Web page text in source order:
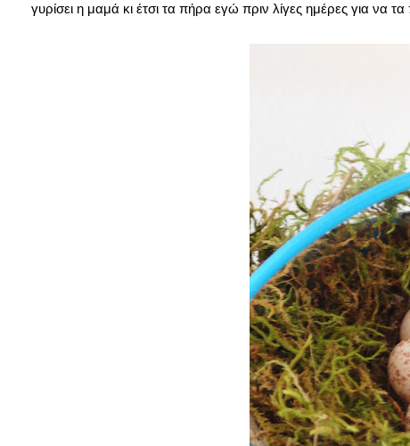
γυρίσει η μαμά κι έτσι τα πήρα εγώ πριν λίγες ημέρες για να